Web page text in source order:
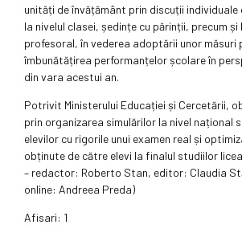
unități de învățământ prin discuții individuale
la nivelul clasei, ședințe cu părinții, precum și
profesoral, în vederea adoptării unor măsuri
îmbunătățirea performanțelor școlare în
din vara acestui an.
Potrivit Ministerului Educației și Cercetării,
prin organizarea simulărilor la nivel național
elevilor cu rigorile unui examen real și
obținute de către elevi la finalul studiilor
– redactor: Roberto Stan, editor: Claudia
online: Andreea Preda)
Afisari: 1